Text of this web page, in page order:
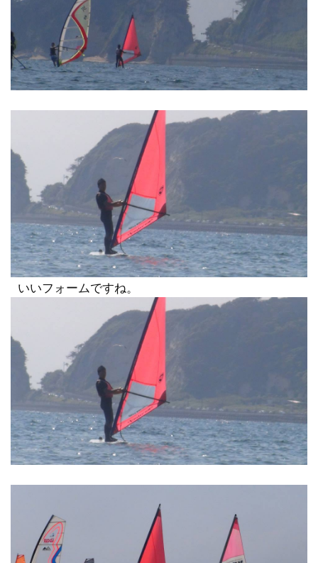
いいフォームですね。